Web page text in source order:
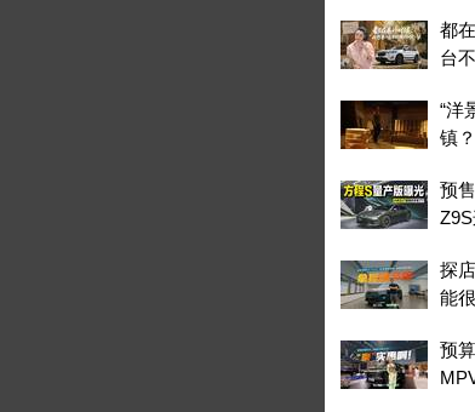
搭载乾崑智驾ADS5，阿
20
都
台
“洋
镇？
预
探
能
预